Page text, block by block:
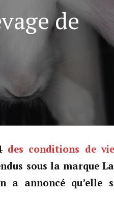
de
des conditions de
sous la marque
a annoncé qu’elle